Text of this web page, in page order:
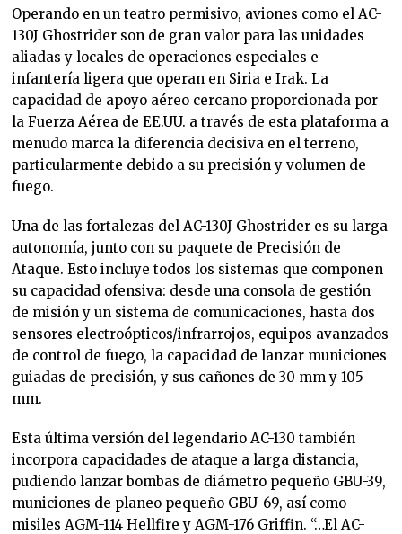
Operando en un teatro permisivo, aviones como el AC-
130J Ghostrider son de gran valor para las unidades
aliadas y locales de operaciones especiales e
infantería ligera que operan en Siria e Irak. La
capacidad de apoyo aéreo cercano proporcionada por
la Fuerza Aérea de EE.UU. a través de esta plataforma a
menudo marca la diferencia decisiva en el terreno,
particularmente debido a su precisión y volumen de
fuego.
Una de las fortalezas del AC-130J Ghostrider es su larga
autonomía, junto con su paquete de Precisión de
Ataque. Esto incluye todos los sistemas que componen
su capacidad ofensiva: desde una consola de gestión
de misión y un sistema de comunicaciones, hasta dos
sensores electroópticos/infrarrojos, equipos avanzados
de control de fuego, la capacidad de lanzar municiones
guiadas de precisión, y sus cañones de 30 mm y 105
mm.
Esta última versión del legendario AC-130 también
incorpora capacidades de ataque a larga distancia,
pudiendo lanzar bombas de diámetro pequeño GBU-39,
municiones de planeo pequeño GBU-69, así como
misiles AGM-114 Hellfire y AGM-176 Griffin. “…El AC-